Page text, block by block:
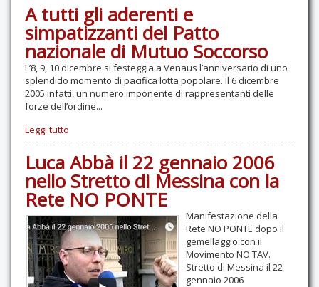
A tutti gli aderenti e
simpatizzanti del Patto
nazionale di Mutuo Soccorso
L’8, 9, 10 dicembre si festeggia a Venaus l’anniversario di uno
splendido momento di pacifica lotta popolare. Il 6 dicembre
2005 infatti, un numero imponente di rappresentanti delle
forze dell’ordine...
Leggi tutto
Luca Abbà il 22 gennaio 2006
nello Stretto di Messina con la
Rete NO PONTE
Manifestazione della
Rete NO PONTE dopo il
gemellaggio con il
Movimento NO TAV.
Stretto di Messina il 22
gennaio 2006